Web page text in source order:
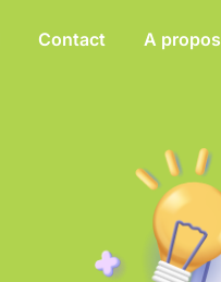
Contact A propos